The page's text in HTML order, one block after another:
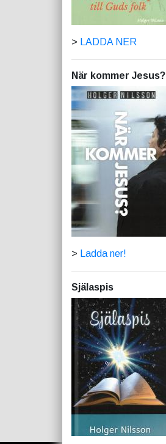
> LADDA NER
När kommer Jesus?
> Ladda ner!
Själaspis